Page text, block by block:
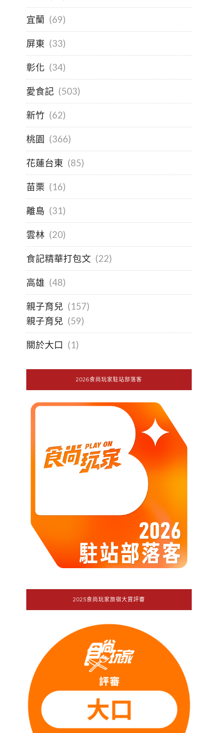
宜蘭 (69)
屏東 (33)
彰化 (34)
愛食記 (503)
新竹 (62)
桃園 (366)
花蓮台東 (85)
苗栗 (16)
離島 (31)
雲林 (20)
食記精華打包文 (22)
高雄 (48)
親子育兒 (157)
親子育兒 (59)
關於大口 (1)
2026食尚玩家駐站部落客
2025食尚玩家旅宿大賞評審